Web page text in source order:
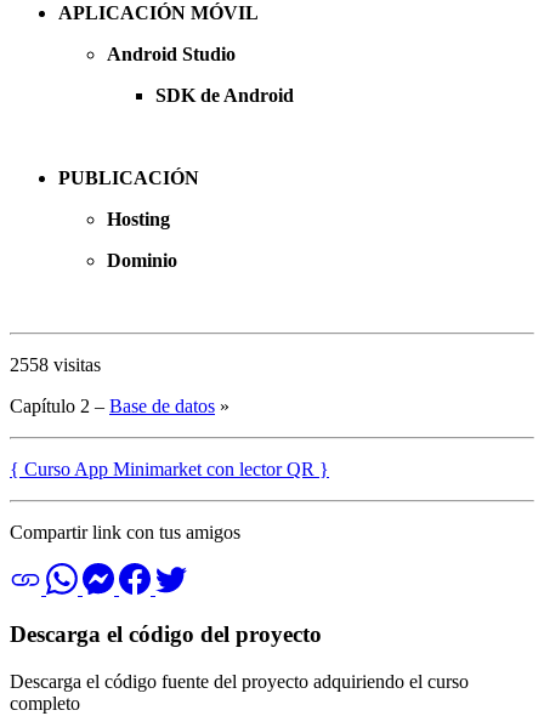
APLICACIÓN MÓVIL
Android Studio
SDK de Android
PUBLICACIÓN
Hosting
Dominio
2558 visitas
Capítulo 2 – Base de datos »
{ Curso App Minimarket con lector QR }
Compartir link con tus amigos
Descarga el código del proyecto
Descarga el código fuente del proyecto adquiriendo el curso
completo